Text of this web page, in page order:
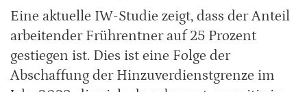
Eine aktuelle IW-Studie zeigt, dass der Anteil
arbeitender Frührentner auf 25 Prozent
gestiegen ist. Dies ist eine Folge der
Abschaffung der Hinzuverdienstgrenze im